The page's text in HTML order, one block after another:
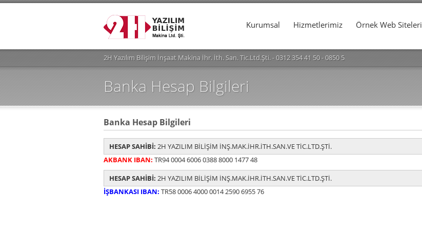
Kurumsal Hizmetlerimiz Örnek Web Siteleri
2H Yazılım Bilişim İnşaat Makina İhr. İth. San. Tic.Ltd.Şti. - 0312 354 41 50 - 0850 562 29 53
Banka Hesap Bilgileri
Banka Hesap Bilgileri
HESAP SAHİBİ: 2H YAZILIM BİLİŞİM İNŞ.MAK.İHR.İTH.SAN.VE TİC.LTD.ŞTİ.
AKBANK IBAN: TR94 0004 6006 0388 8000 1477 48
HESAP SAHİBİ: 2H YAZILIM BİLİŞİM İNŞ.MAK.İHR.İTH.SAN.VE TİC.LTD.ŞTİ.
İŞBANKASI IBAN: TR58 0006 4000 0014 2590 6955 76